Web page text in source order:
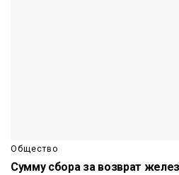
Общество
Сумму сбора за возврат